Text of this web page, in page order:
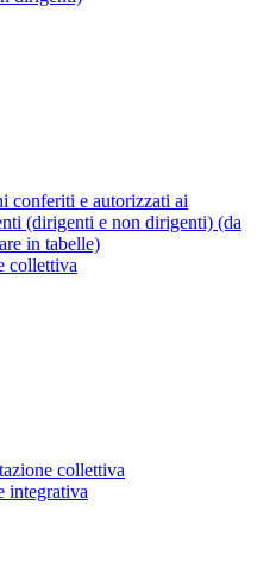
conferiti e autorizzati ai
(dirigenti e non dirigenti) (da
in tabelle)
collettiva
collettiva
integrativa